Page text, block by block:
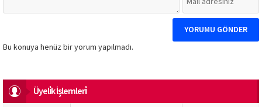
Bu konuya henüz bir yorum yapılmadı.
Üyeli̇k İşlemleri̇